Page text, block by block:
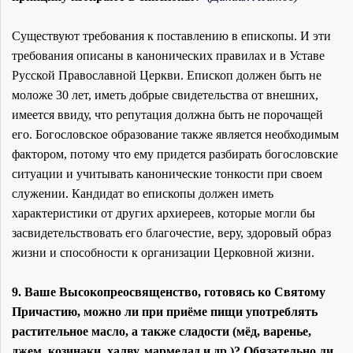
Существуют требования к поставлению в епископы. И эти
требования описаны в канонических правилах и в Уставе
Русской Православной Церкви. Епископ должен быть не
моложе 30 лет, иметь добрые свидетельства от внешних,
имеется ввиду, что репутация должна быть не порочащей
его. Богословское образование также является необходимым
фактором, потому что ему придется разбирать богословские
ситуации и учитывать канонические тонкости при своем
служении. Кандидат во епископы должен иметь
характеристики от других архиереев, которые могли бы
засвидетельствовать его благочестие, веру, здоровый образ
жизни и способности к организации Церковной жизни.
9. Ваше Высокопреосвященство, готовясь ко Святому
Причастию, можно ли при приёме пищи употреблять
растительное масло, а также сладости (мёд, варенье,